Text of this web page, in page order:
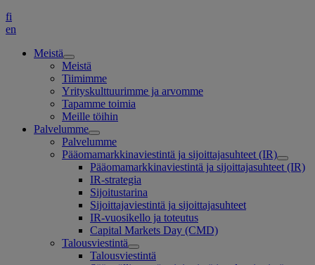
fi
en
Meistä
Meistä
Tiimimme
Yrityskulttuurimme ja arvomme
Tapamme toimia
Meille töihin
Palvelumme
Palvelumme
Pääomamarkkinaviestintä ja sijoittajasuhteet (IR)
Pääomamarkkinaviestintä ja sijoittajasuhteet (IR)
IR-strategia
Sijoitustarina
Sijoittajaviestintä ja sijoittajasuhteet
IR-vuosikello ja toteutus
Capital Markets Day (CMD)
Talousviestintä
Talousviestintä